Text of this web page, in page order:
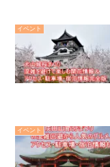
イベント
イベント